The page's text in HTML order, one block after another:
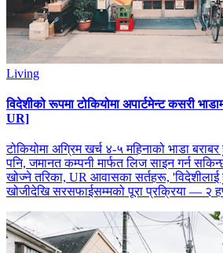
Living
विदेशीको रूपमा टोकियोमा अपार्टमेन्ट कसरी
UR]
टोकियोमा अग्रिम खर्च ४-५ महिनाको भाडा
पनि, जमानत कम्पनी मार्फत लिज साइन गर्न
खोज्ने तरिका, UR आवासका सर्तहरू, 'विदेशीलाई
खोजीदेखि सरसफाईसम्मको पूरा प्रक्रिया — २